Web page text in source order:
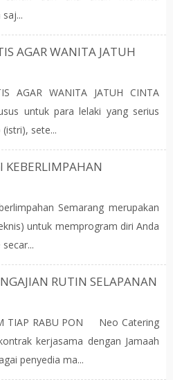
AGAR WANITA JATUH
AGAR WANITA JATUH CINTA
untuk para lelaki yang serius
sete...
KEBERLIMPAHAN
Semarang merupakan
untuk memprogram diri Anda
RUTIN SELAPANAN
TIAP RABU PON Neo Catering
kerjasama dengan Jamaah
penyedia ma...